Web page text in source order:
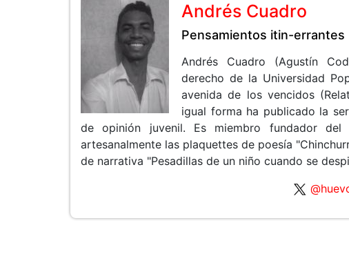
Andrés Cuadro
Pensamientos itin-errantes
Andrés Cuadro (Agustín
derecho de la Universidad
avenida de los vencidos
igual forma ha publicado la
de opinión juvenil. Es miembro fundador
artesanalmente las plaquettes de poesía
de narrativa "Pesadillas de un niño cuando se